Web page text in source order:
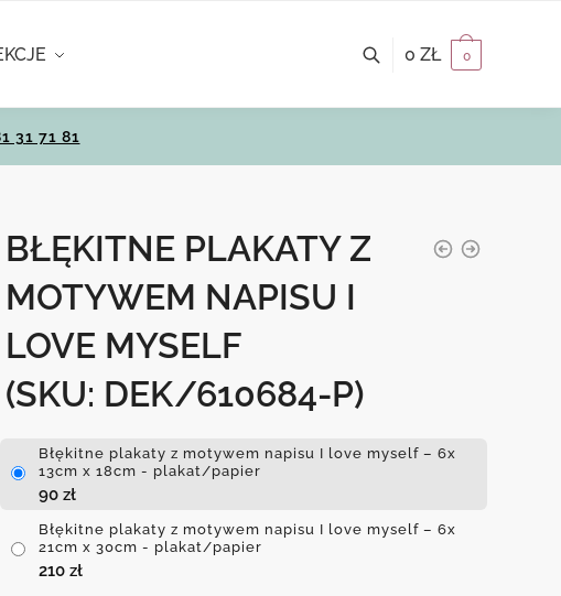
0 ZŁ 0
31 71 81
BŁĘKITNE PLAKATY Z
MOTYWEM NAPISU I
LOVE MYSELF
(SKU: DEK/610684-P)
Błękitne plakaty z motywem napisu I love myself – 6x
13cm x 18cm - plakat/papier
90 zł
Błękitne plakaty z motywem napisu I love myself – 6x
21cm x 30cm - plakat/papier
210 zł